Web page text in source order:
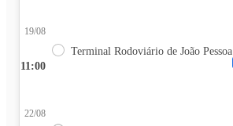
11:00
19/08
Terminal Rodoviário de João Pessoa
22/08